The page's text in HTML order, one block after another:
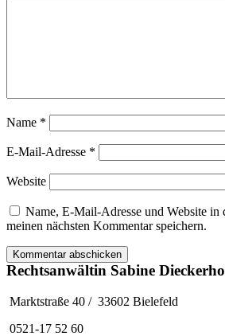
Name *
E-Mail-Adresse *
Website
Name, E-Mail-Adresse und Website in
meinen nächsten Kommentar speichern.
Rechtsanwältin Sabine
Marktstraße 40 / 33602 Bielefeld
0521-17 52 60